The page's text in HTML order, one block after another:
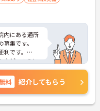
内にある通所
集です。
です。
など、さらに
ご相談くださ
料 紹介してもらう